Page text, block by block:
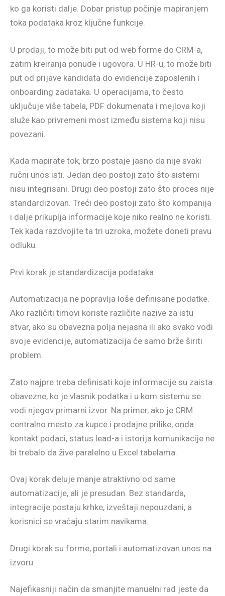
ko ga koristi dalje. Dobar pristup počinje mapiranjem
toka podataka kroz ključne funkcije.
U prodaji, to može biti put od web forme do CRM-a,
zatim kreiranja ponude i ugovora. U HR-u, to može biti
put od prijave kandidata do evidencije zaposlenih i
onboarding zadataka. U operacijama, to često
uključuje više tabela, PDF dokumenata i mejlova koji
služe kao privremeni most između sistema koji nisu
povezani.
Kada mapirate tok, brzo postaje jasno da nije svaki
ručni unos isti. Jedan deo postoji zato što sistemi
nisu integrisani. Drugi deo postoji zato što proces nije
standardizovan. Treći deo postoji zato što kompanija
i dalje prikuplja informacije koje niko realno ne koristi.
Tek kada razdvojite ta tri uzroka, možete doneti pravu
odluku.
Prvi korak je standardizacija podataka
Automatizacija ne popravlja loše definisane podatke.
Ako različiti timovi koriste različite nazive za istu
stvar, ako su obavezna polja nejasna ili ako svako vodi
svoje evidencije, automatizacija će samo brže širiti
problem.
Zato najpre treba definisati koje informacije su zaista
obavezne, ko je vlasnik podatka i u kom sistemu se
vodi njegov primarni izvor. Na primer, ako je CRM
centralno mesto za kupce i prodajne prilike, onda
kontakt podaci, status lead-a i istorija komunikacije ne
bi trebalo da žive paralelno u Excel tabelama.
Ovaj korak deluje manje atraktivno od same
automatizacije, ali je presudan. Bez standarda,
integracije postaju krhke, izveštaji nepouzdani, a
korisnici se vraćaju starim navikama.
Drugi korak su forme, portali i automatizovan unos na
izvoru
Najefikasniji način da smanjite manuelni rad jeste da